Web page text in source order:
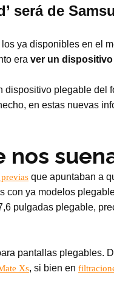
será de
ya disponibles en el
era ver un
plegable del
en estas nuevas
nos
que apuntaban a
con ya modelos
pulgadas plegable,
pantallas plegables.
Xs, si bien en